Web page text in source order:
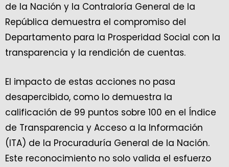
de la Nación y la Contraloría General de la
República demuestra el compromiso del
Departamento para la Prosperidad Social con la
transparencia y la rendición de cuentas.
El impacto de estas acciones no pasa
desapercibido, como lo demuestra la
calificación de 99 puntos sobre 100 en el Índice
de Transparencia y Acceso a la Información
(ITA) de la Procuraduría General de la Nación.
Este reconocimiento no solo valida el esfuerzo